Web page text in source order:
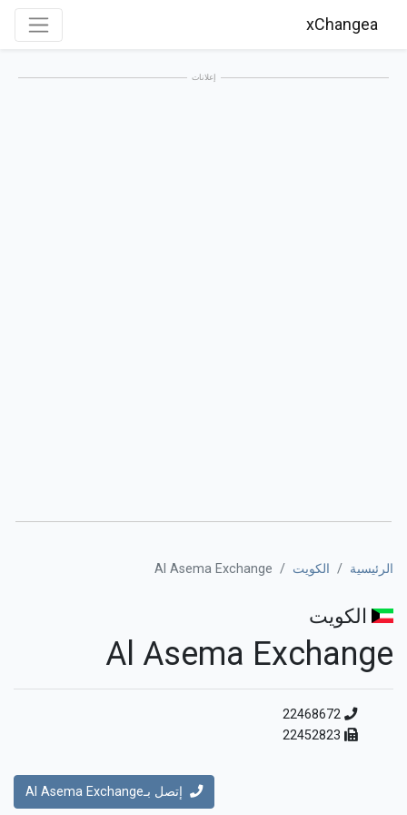
xChangea
إعلانات
الرئيسية الكويت Al Asema Exchange
الكويت
Al Asema Exchange
إتصل بـAl Asema Exchange